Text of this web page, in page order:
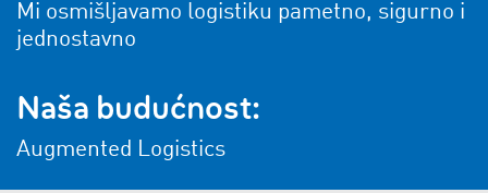
Mi osmišljavamo logistiku pametno, sigurno i
jednostavno
Naša budućnost:
Augmented Logistics